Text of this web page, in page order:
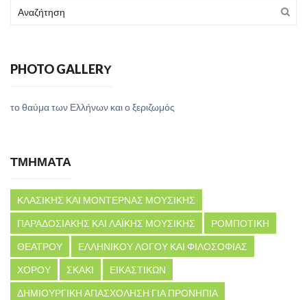
PHOTO GALLERΥ
το θαύμα των Ελλήνων και ο ξεριζωμός
ΤΜΗΜΑΤΑ
ΚΛΑΣΙΚΗΣ ΚΑΙ ΜΟΝΤΕΡΝΑΣ ΜΟΥΣΙΚΗΣ
ΠΑΡΑΔΟΣΙΑΚΗΣ ΚΑΙ ΛΑΪΚΗΣ ΜΟΥΣΙΚΗΣ
ΡΟΜΠΟΤΙΚΗ
ΘΕΑΤΡΟΥ
ΕΛΛΗΝΙΚΟΥ ΛΟΓΟΥ ΚΑΙ ΦΙΛΟΣΟΦΙΑΣ
ΧΟΡΟΥ
ΣΚΑΚΙ
ΕΙΚΑΣΤΙΚΩΝ
ΔΗΜΙΟΥΡΓΙΚΗ ΑΠΑΣΧΟΛΗΣΗ ΓΙΑ ΠΡΟΝΗΠΙΑ